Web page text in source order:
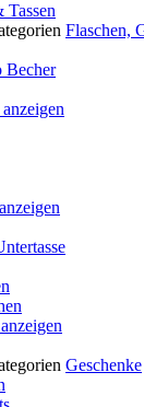
Tassen
Flaschen,
Becher
Geschenke